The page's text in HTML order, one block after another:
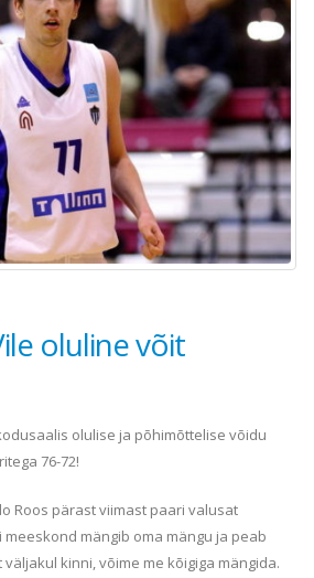
oluline võit
olulise ja põhimõttelise võidu
76-72!
Roos pärast viimast paari valusat
mängib oma mängu ja peab
kinni, võime me kõigiga mängida.